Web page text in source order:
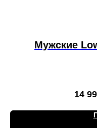
Мужские
14